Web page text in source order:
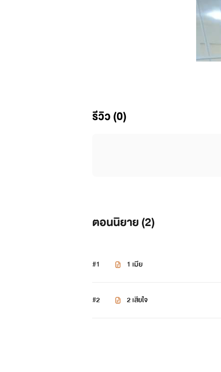
รีวิว (0)
ตอนนิยาย (2)
#1 1 เมีย
#2 2 เสียใจ